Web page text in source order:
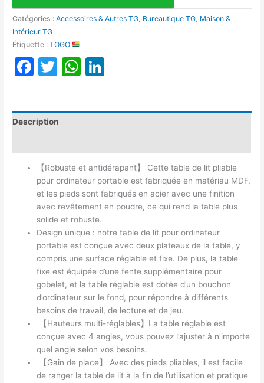
Catégories :Accessoires & Autres TG Bureautique TG Maison &
Intérieur TG
Étiquette :TOGO
Facebook
TwitterWhatsApp
Description
【Robuste et antidérapant】 Cette table de lit pliable
pour ordinateur portable est fabriquée en matériau MDF,
et les pieds sont fabriqués en acier avec une finition
avec revêtement en poudre, ce qui rend la table plus
solide et robuste.
Design unique : notre table de lit pour ordinateur
portable est conçue avec deux plateaux de la table, y
compris une surface réglable et fixe. De plus, la table
fixe est équipée d’une fente supplémentaire pour
gobelet, et la table réglable est dotée d’un bouchon
d’ordinateur sur le fond, pour répondre à différents
besoins de travail, de lecture et de jeu.
【Hauteurs multi-réglables】La table réglable est
conçue avec 4 angles, vous pouvez l’ajuster à n’importe
quel angle selon vos besoins.
【Gain de place】 Avec des pieds pliables, il est facile
de ranger la table de lit à la fin de l’utilisation et pratique